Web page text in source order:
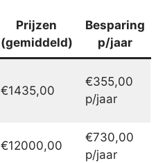
Prijzen
(gemiddeld)
Besparing
p/jaar
€1435,00
€355,00
p/jaar
€12000,00
€730,00
p/jaar